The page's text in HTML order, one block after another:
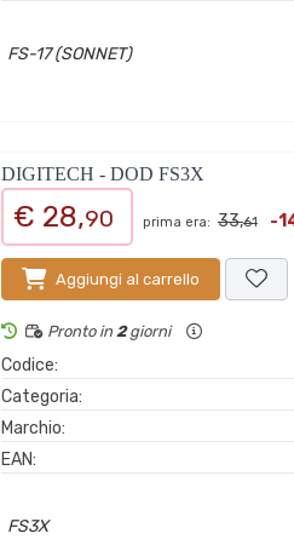
FS-17 (SONNET)
DIGITECH - DOD FS3X
€ 28,90 prima era: 33,61 -
Aggiungi al carrello
Pronto in 2giorni
Codice:
Categoria:
Marchio:
EAN:
FS3X